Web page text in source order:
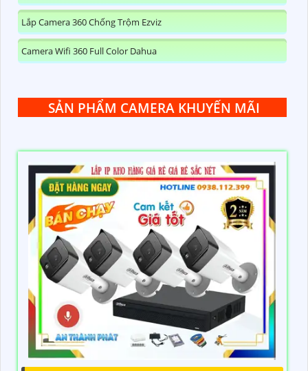
Lắp Camera 360 Chống Trộm Ezviz
Camera Wifi 360 Full Color Dahua
SẢN PHẨM CAMERA KHUYẾN MÃI